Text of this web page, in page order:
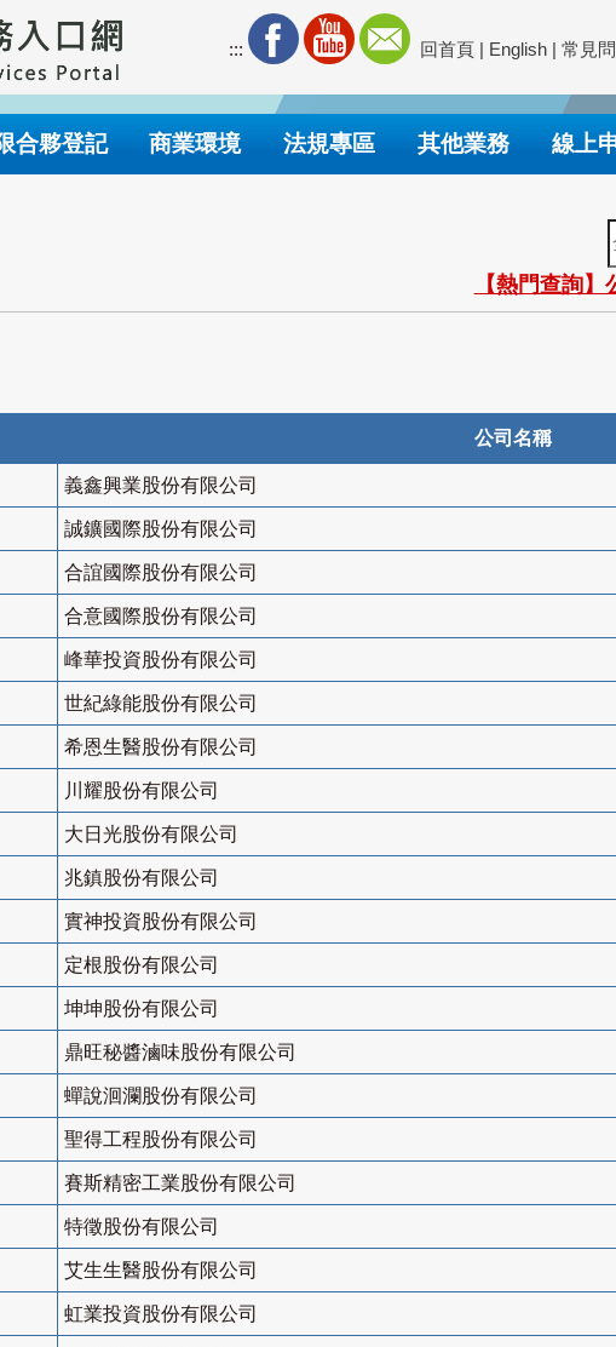
::: 回首頁 | English | 常見
合夥登記 商業環境 法規專區 其他業務 線上
【熱門查詢
公司名稱
義鑫興業股份有限公司
誠鑛國際股份有限公司
合誼國際股份有限公司
合意國際股份有限公司
峰華投資股份有限公司
世紀綠能股份有限公司
希恩生醫股份有限公司
川耀股份有限公司
大日光股份有限公司
兆鎮股份有限公司
實神投資股份有限公司
定根股份有限公司
坤坤股份有限公司
鼎旺秘醬滷味股份有限公司
蟬說洄瀾股份有限公司
聖得工程股份有限公司
賽斯精密工業股份有限公司
特徵股份有限公司
艾生生醫股份有限公司
虹業投資股份有限公司